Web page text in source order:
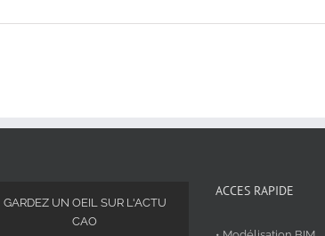
GARDEZ UN OEIL SUR L'ACTU
CAO
ACCES RAPIDE